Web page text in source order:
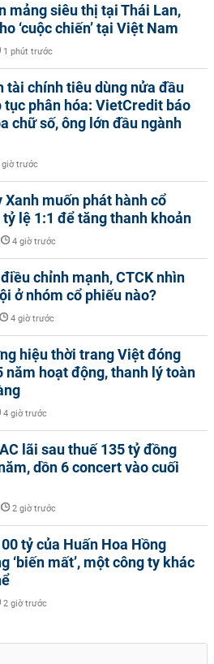
mảng siêu thị tại Thái Lan,
‘cuộc chiến’ tại Việt Nam
1 phút trước
tài chính tiêu dùng nửa đầu
tục phân hóa: VietCredit báo
chữ số, ông lớn đầu ngành
giờ trước
muốn phát hành cổ
lệ 1:1 để tăng thanh khoản
4 giờ trước
chỉnh mạnh, CTCK nhìn
ở nhóm cổ phiếu nào?
4 giờ trước
hiệu thời trang Việt đóng
năm hoạt động, thanh lý toàn
4 giờ trước
lãi sau thuế 135 tỷ đồng
dồn 6 concert vào cuối
2 giờ trước
tỷ của Huấn Hoa Hồng
‘biến mất’, một công ty khác
2 giờ trước